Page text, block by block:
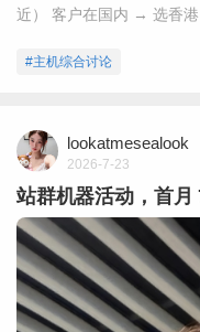
近） 客户在国内 → 选香
#主机综合讨论
lookatmesealook
2026-7-23
站群机器活动，首月